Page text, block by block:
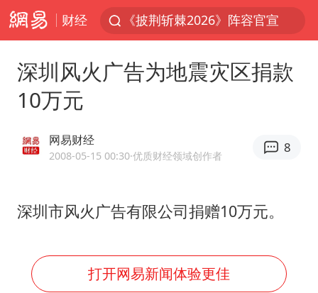
财经
《披荆斩棘2026》阵容官宣
女子发现前夫婚内与第三者育子
王艺迪2-4不敌张本美和止步4强
《龙餐馆》 冲奖
深圳风火广告为地震灾区捐款
10万元
网易财经
2008-05-15 00:30·优质财经领域创作者
8
深圳市风火广告有限公司捐赠10万元。
打开网易新闻体验更佳